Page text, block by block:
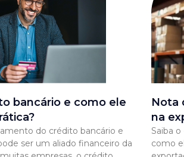
bancário e como ele
do crédito bancário e
ser um aliado financeiro da
Nota
na
Saiba
como